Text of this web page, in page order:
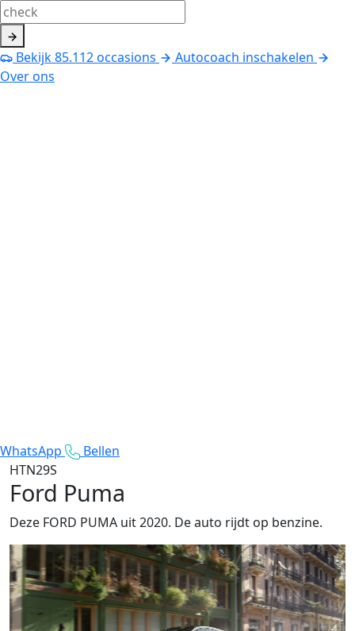
Bekijk85.112occasions
Autocoach inschakelen
Over ons
WhatsApp
Bellen
HTN29S
Ford Puma
Deze FORD PUMA uit 2020. De auto rijdt op benzine.